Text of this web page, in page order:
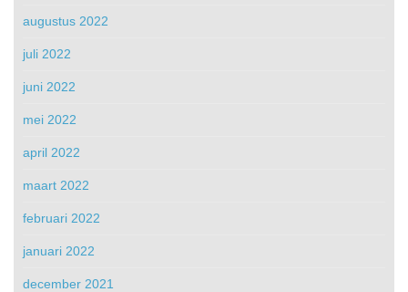
augustus 2022
juli 2022
juni 2022
mei 2022
april 2022
maart 2022
februari 2022
januari 2022
december 2021